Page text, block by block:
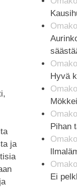
ja
Hyvä
Pihan
Ei